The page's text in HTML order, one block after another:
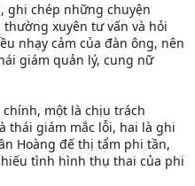
ghi chép những chuyện
xuyên tư vấn và hỏi
nhạy cảm của đàn ông, nên
giám quản lý, cung nữ
một là chịu trách
thái giám mắc lỗi, hai là ghi
Hoàng đế thị tẩm phi tần,
tình hình thụ thai của phi